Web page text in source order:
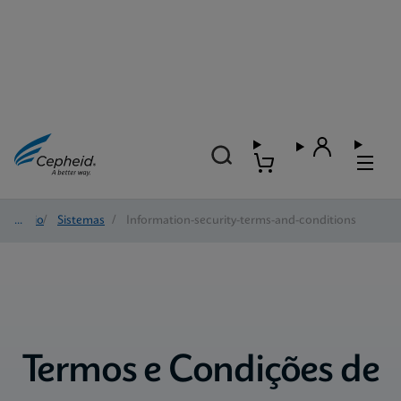
Início/ Sistemas / Information-security-terms-and-conditions
Termos e Condições de